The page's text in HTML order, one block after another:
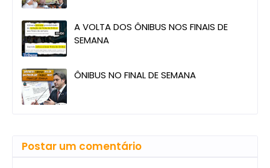
A VOLTA DOS ÔNIBUS NOS FINAIS DE
SEMANA
ÔNIBUS NO FINAL DE SEMANA
Postar um comentário